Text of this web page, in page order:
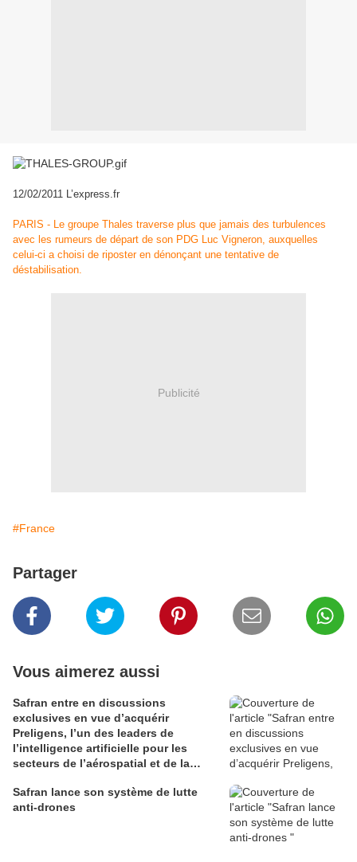
12/02/2011 L’express.fr
PARIS - Le groupe Thales traverse plus que jamais des turbulences
avec les rumeurs de départ de son PDG Luc Vigneron, auxquelles
celui-ci a choisi de riposter en dénonçant une tentative de
déstabilisation.
Publicité
#France
Partager
Vous aimerez aussi
Safran entre en discussions
exclusives en vue d’acquérir
Preligens, l’un des leaders de
l’intelligence artificielle pour les
secteurs de l’aérospatial et de la
Safran lance son système de lutte
anti-drones